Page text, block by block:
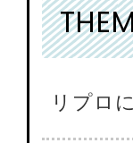
リプロ